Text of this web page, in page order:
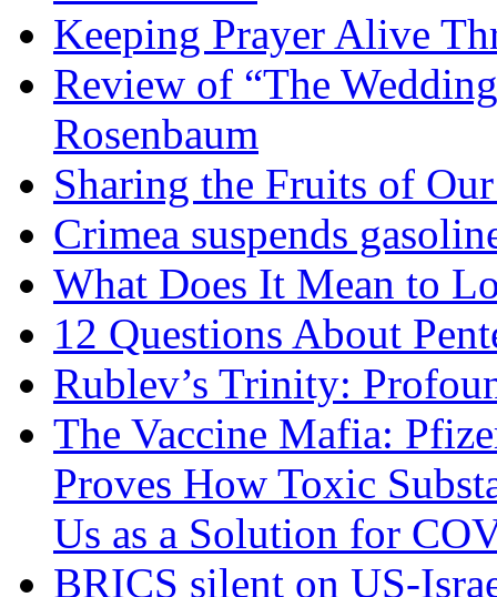
Keeping Prayer Alive
Review of “The
Rosenbaum
Sharing the Fruits of
Crimea suspends
What Does It Mean to
12 Questions About
Rublev’s Trinity:
The Vaccine Mafia:
Proves How Toxic
Us as a Solution for
BRICS silent on US-